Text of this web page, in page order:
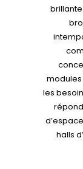
modules
les
halls